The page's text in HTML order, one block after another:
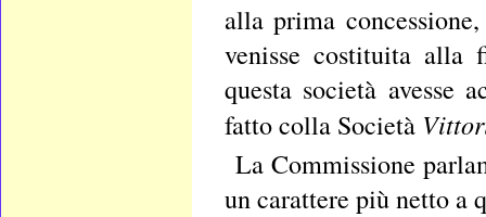
alla prima
venisse costituita alla
questa società
fatto colla Società
La Commissione
un carattere più netto a